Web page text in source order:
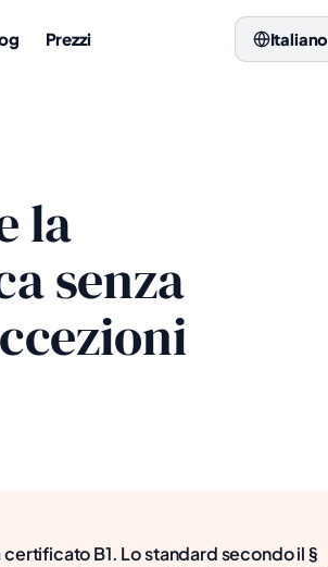
Italiano
Prezzi
la
senza
B1. Lo standard secondo il §